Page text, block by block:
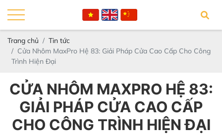
Trang chủ
Tin tức
Cửa Nhôm MaxPro Hệ 83: Giải Pháp Cửa Cao Cấp Cho Công
Trình Hiện Đại
CỬA NHÔM MAXPRO HỆ 83:
GIẢI PHÁP CỬA CAO CẤP
CHO CÔNG TRÌNH HIỆN ĐẠI